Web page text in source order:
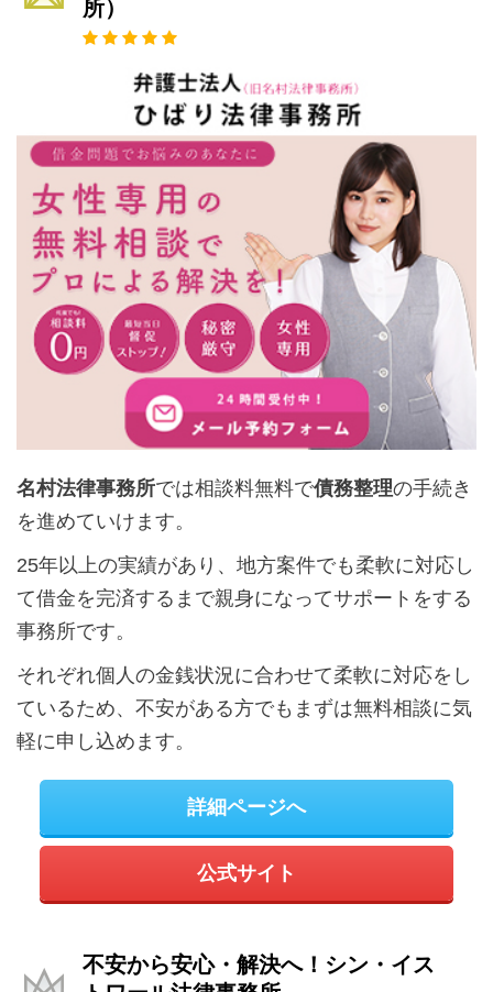
所）
名村法律事務所では相談料無料で債務整理の手続き
を進めていけます。
25年以上の実績があり、地方案件でも柔軟に対応し
て借金を完済するまで親身になってサポートをする
事務所です。
それぞれ個人の金銭状況に合わせて柔軟に対応をし
ているため、不安がある方でもまずは無料相談に気
軽に申し込めます。
詳細ページへ
公式サイト
不安から安心・解決へ！シン・イス